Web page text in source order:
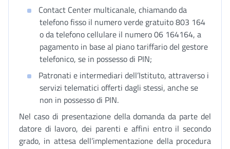
Contact Center multicanale, chiamando da
telefono fisso il numero verde gratuito 803 164
o da telefono cellulare il numero 06 164164, a
pagamento in base al piano tariffario del gestore
telefonico, se in possesso di PIN;
Patronati e intermediari dell’Istituto, attraverso i
servizi telematici offerti dagli stessi, anche se
non in possesso di PIN.
Nel caso di presentazione della domanda da parte del
datore di lavoro, dei parenti e affini entro il secondo
grado, in attesa dell’implementazione della procedura